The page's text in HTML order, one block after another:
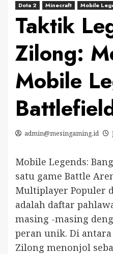
Dota 2 Minecraft Mobile
Taktik
Zilong:
Mobile
admin@mesingaming.id
Mobile Legends:
satu game Battle
Multiplayer Populer
adalah daftar
masing -masing
peran unik. Di
Zilong menonjol